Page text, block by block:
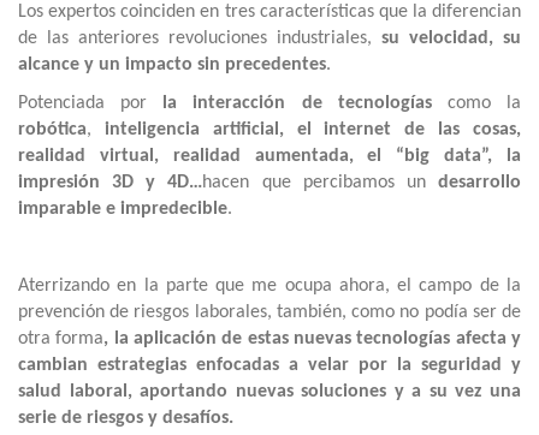
Los expertos coinciden en tres características que la diferencian
de las anteriores revoluciones industriales, su velocidad, su
alcance y un impacto sin precedentes.
Potenciada por la interacción de tecnologíascomo la
robótica, inteligencia artificial, el internet de las cosas,
realidad virtual, realidad aumentada, el “big data”, la
impresión 3D y 4D…hacen que percibamos undesarrollo
imparable e impredecible.
Aterrizando en la parte que me ocupa ahora, el campo de la
prevención de riesgos laborales, también, como no podía ser de
otra forma, la aplicación de estas nuevas tecnologías afecta y
cambian estrategias enfocadas a velar por la seguridad y
salud laboral, aportando nuevas soluciones y a su vez una
serie de riesgos y desafíos.